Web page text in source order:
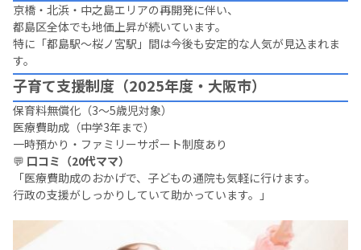
京橋・北浜・中之島エリアの再開発に伴い、
都島区全体でも地価上昇が続いています。
特に「都島駅〜桜ノ宮駅」間は今後も安定的な人気が見込まれま
す。
子育て支援制度（2025年度・大阪市）
保育料無償化（3〜5歳児対象）
医療費助成（中学3年まで）
一時預かり・ファミリーサポート制度あり
💬 口コミ（20代ママ）
「医療費助成のおかげで、子どもの通院も気軽に行けます。
行政の支援がしっかりしていて助かっています。」